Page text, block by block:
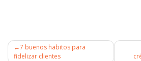
7 buenos habitos para
fidelizar clientes